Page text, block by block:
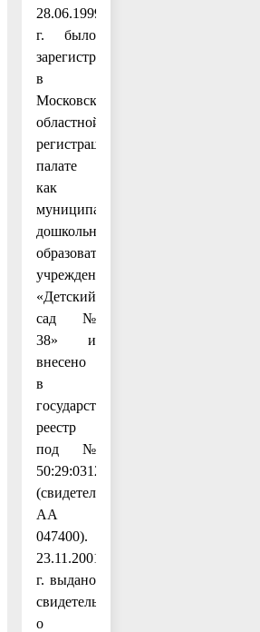
28.06.1999
г. было
зарегистрировано
в
Московской
областной
регистрационной
палате
как
муниципальное
дошкольное
образовательное
учреждение
«Детский
сад №
38» и
внесено
в
государственный
реестр
под №
50:29:03125
(свидетельство
АА
047400).
23.11.2001
г. выдано
свидетельство
о